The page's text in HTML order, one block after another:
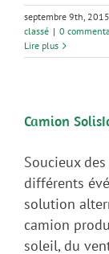
septembre 9th, 2015
classé | 0
Lire plus
Camion
Soucieux
différents
solution
camion
soleil, du